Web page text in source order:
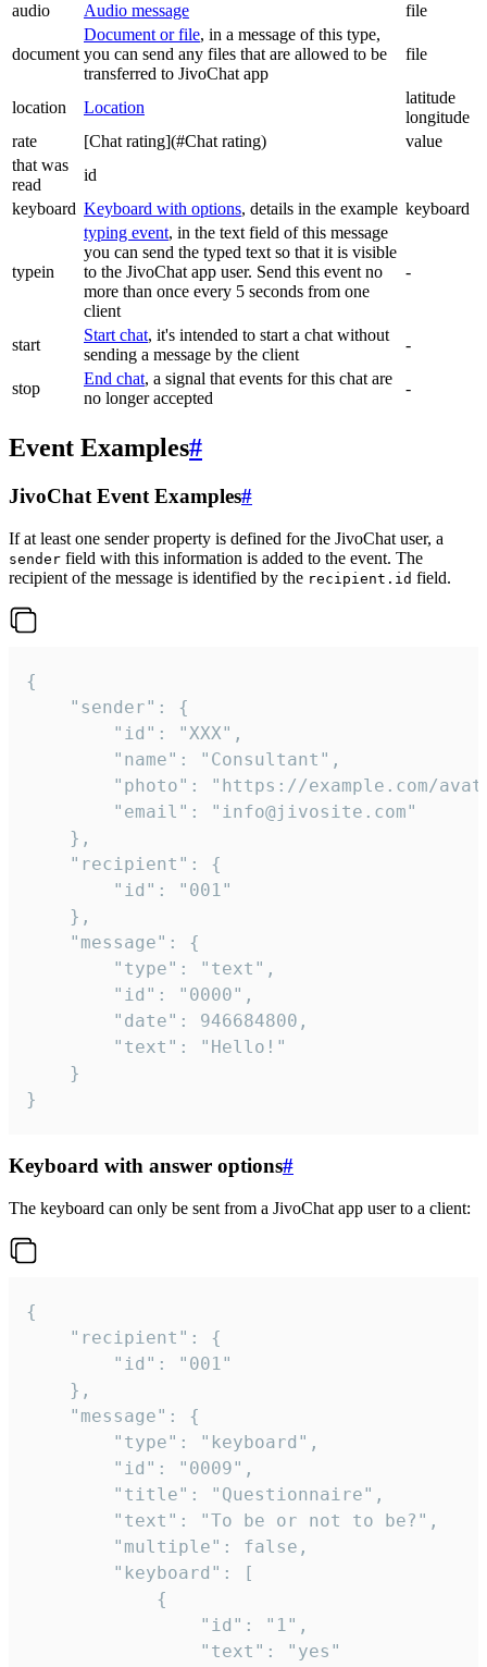
audio
Audio message file
document
Document or file, in a message of this type,
you can send any files that are allowed to be
transferred to JivoChat app
file
location Location
latitude
longitude
rate
[Chat rating](#Chat rating)
value
that was
read
id
keyboard Keyboard with options, details in the example keyboard
typein
typing event, in the text field of this message
you can send the typed text so that it is visible
to the JivoChat app user. Send this event no
more than once every 5 seconds from one
client
-
start
Start chat, it's intended to start a chat without
sending a message by the client
-
stop
End chat, a signal that events for this chat are
no longer accepted
-
Event Examples#
JivoChat Event Examples#
If at least one sender property is defined for the JivoChat user, a
sender field with this information is added to the event. The
recipient of the message is identified by the recipient.id field.
{
}
Keyboard with answer options#
The keyboard can only be sent from a JivoChat app user to a client:
{